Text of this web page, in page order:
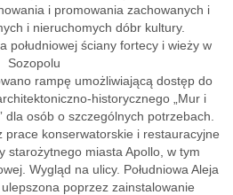
i promowania zachowanych i
i nieruchomych dóbr kultury.
południowej ściany fortecy i wieży w
Sozopolu
rampę umożliwiającą dostęp do
historycznego „Mur i
dla osób o szczególnych potrzebach.
prace konserwatorskie i restauracyjne
starożytnego miasta Apollo, w tym
Wygląd na ulicy. Południowa Aleja
poprzez zainstalowanie